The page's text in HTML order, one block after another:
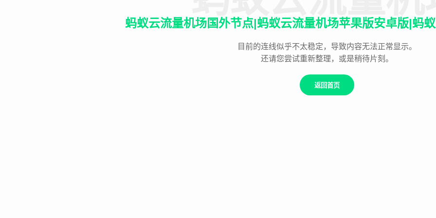
蚂蚁云流量机场国外节点|蚂蚁云流量机场苹果版安卓版|蚂
目前的连线似乎不太稳定，导致内容无法正常显示。
还请您尝试重新整理，或是稍待片刻。
返回首页